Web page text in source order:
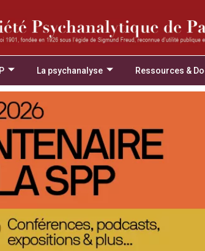
La psychanalyse Ressources &